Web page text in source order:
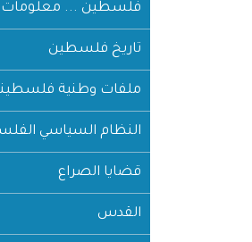
فلسطين ... معلومات
تاريخ فلسطين
ملفات وطنية
النظام السياسي
قضايا الصراع
القدس